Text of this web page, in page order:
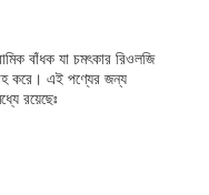
বাঁধক যা চমৎকার রিওলজি
করে। এই পণ্যের জন্য
রয়েছেঃ